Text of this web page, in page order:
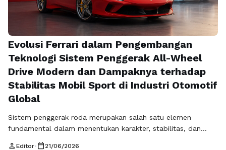
Evolusi Ferrari dalam Pengembangan
Teknologi Sistem Penggerak All-Wheel
Drive Modern dan Dampaknya terhadap
Stabilitas Mobil Sport di Industri Otomotif
Global
Sistem penggerak roda merupakan salah satu elemen
fundamental dalam menentukan karakter, stabilitas, dan
person Editor• calendar_today 21/06/2026